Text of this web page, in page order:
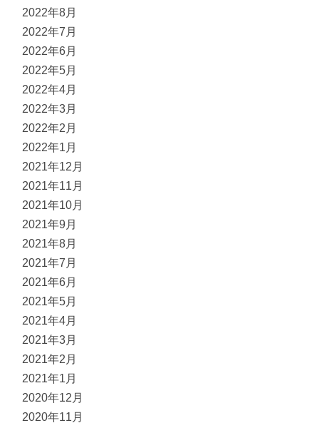
2022年8月
2022年7月
2022年6月
2022年5月
2022年4月
2022年3月
2022年2月
2022年1月
2021年12月
2021年11月
2021年10月
2021年9月
2021年8月
2021年7月
2021年6月
2021年5月
2021年4月
2021年3月
2021年2月
2021年1月
2020年12月
2020年11月